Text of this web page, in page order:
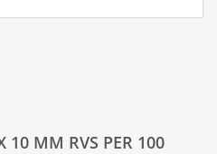
10 MM RVS PER 100